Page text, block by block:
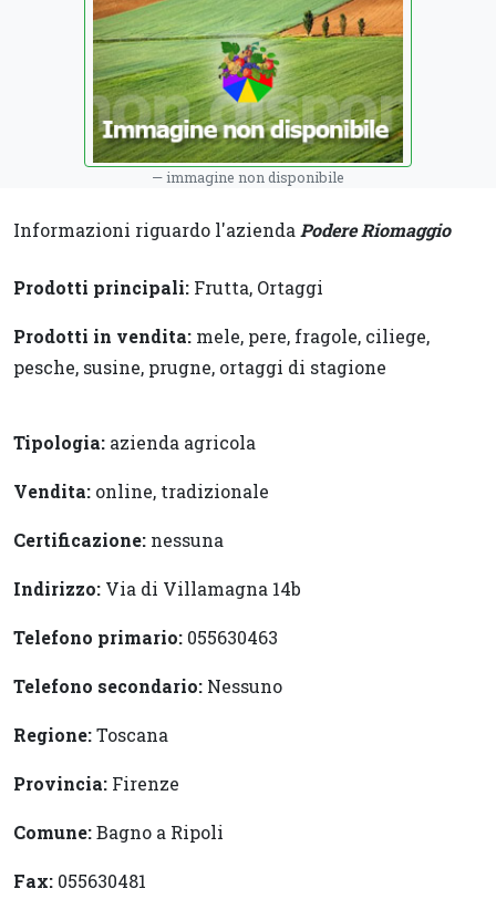
immagine non disponibile
Informazioni riguardo l'azienda Podere Riomaggio
Prodotti principali: Frutta, Ortaggi
Prodotti in vendita: mele, pere, fragole, ciliege,
pesche, susine, prugne, ortaggi di stagione
Tipologia: azienda agricola
Vendita: online, tradizionale
Certificazione: nessuna
Indirizzo: Via di Villamagna 14b
Telefono primario: 055630463
Telefono secondario: Nessuno
Regione:Toscana
Provincia: Firenze
Comune:Bagno a Ripoli
Fax: 055630481